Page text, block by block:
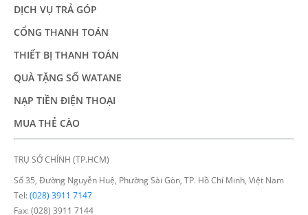
DỊCH VỤ TRẢ GÓP
CỔNG THANH TOÁN
THIẾT BỊ THANH TOÁN
QUÀ TẶNG SỐ WATANE
NẠP TIỀN ĐIỆN THOẠI
MUA THẺ CÀO
TRỤ SỞ CHÍNH (TP.HCM)
Số 35, Đường Nguyễn Huệ, Phường Sài Gòn, TP. Hồ Chí Minh, Việt Nam
Tel:(028) 3911 7147
Fax: (028) 3911 7144